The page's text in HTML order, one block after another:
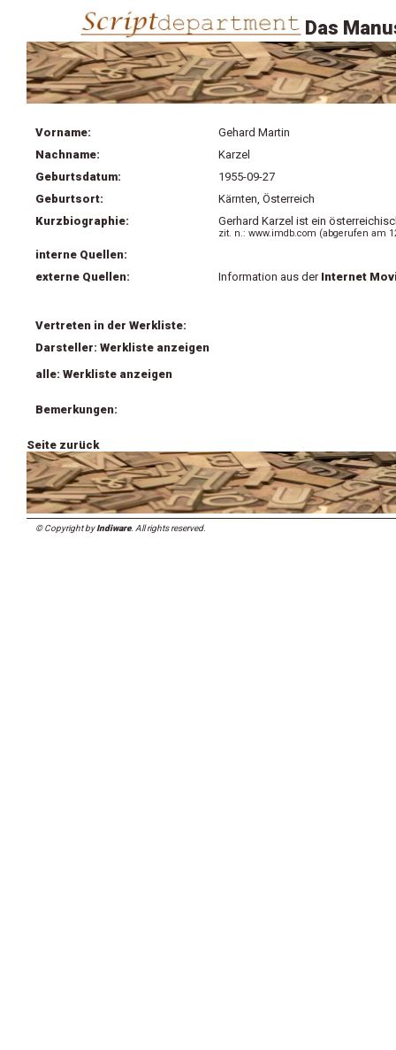
Das
Vorname:
Gehard Martin
Nachname:
Karzel
Geburtsdatum:
1955-09-27
Geburtsort:
Kärnten, Österreich
Kurzbiographie:
Gerhard Karzel ist ein
zit. n.: www.imdb.com (abgerufen am
interne Quellen:
externe Quellen:
Information aus der Internet
Vertreten in der Werkliste:
Darsteller: Werkliste anzeigen
alle: Werkliste anzeigen
Bemerkungen:
Seite zurück
© Copyright byIndiware. All rights reserved.